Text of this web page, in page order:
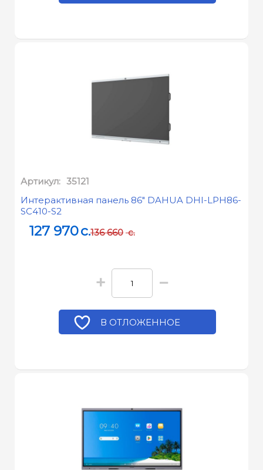
Артикул: 35121
Интерактивная панель 86" DAHUA DHI-LPH86-
SC410-S2
127 970c.136 660 c.
+ −
В ОТЛОЖЕННОЕ